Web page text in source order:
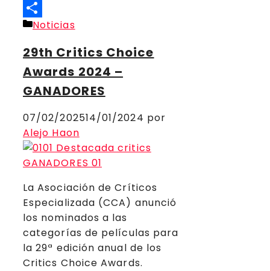
Threads
Compartir
Categorías
Noticias
29th Critics Choice
Awards 2024 –
GANADORES
07/02/202514/01/2024 por
Alejo Haon
La Asociación de Críticos
Especializada (CCA) anunció
los nominados a las
categorías de películas para
la 29ª edición anual de los
Critics Choice Awards.